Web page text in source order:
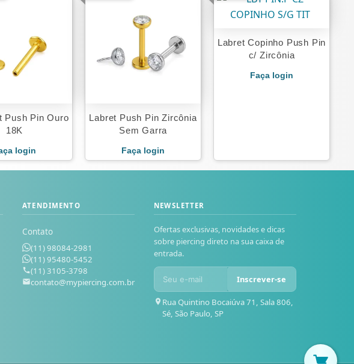
Push Pin Ouro
18K
login
Labret Push Pin Zircônia
Sem Garra
Faça login
Labret Copinho Push Pin
c/ Zircônia
Faça login
ATENDIMENTO
Contato
(11) 98084-2981
(11) 95480-5452
(11) 3105-3798
contato@mypiercing.com.br
NEWSLETTER
Ofertas exclusivas, novidades e dicas
sobre piercing direto na sua caixa de
entrada.
Inscrever-se
Rua Quintino Bocaiúva 71, Sala 806,
Sé, São Paulo, SP